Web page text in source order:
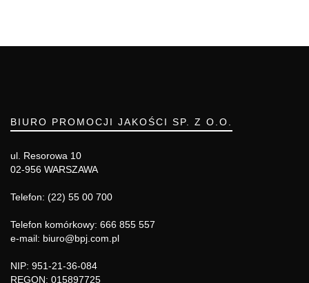
BIURO PROMOCJI JAKOŚCI SP. Z O.O.
ul. Resorowa 10
02-956 WARSZAWA
Telefon: (22) 55 00 700
Telefon komórkowy: 666 855 557
e-mail: biuro@bpj.com.pl
NIP: 951-21-36-084
REGON: 015897725